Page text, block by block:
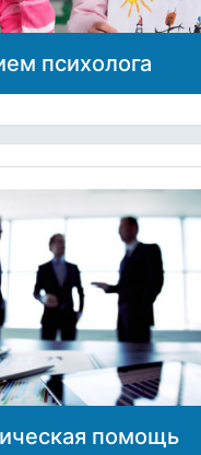
психолога
помощь